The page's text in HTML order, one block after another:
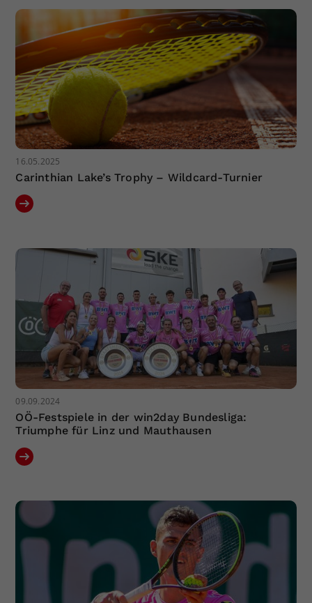
16.05.2025
Carinthian Lake’s Trophy – Wildcard-Turnier
09.09.2024
OÖ-Festspiele in der win2day Bundesliga:
Triumphe für Linz und Mauthausen